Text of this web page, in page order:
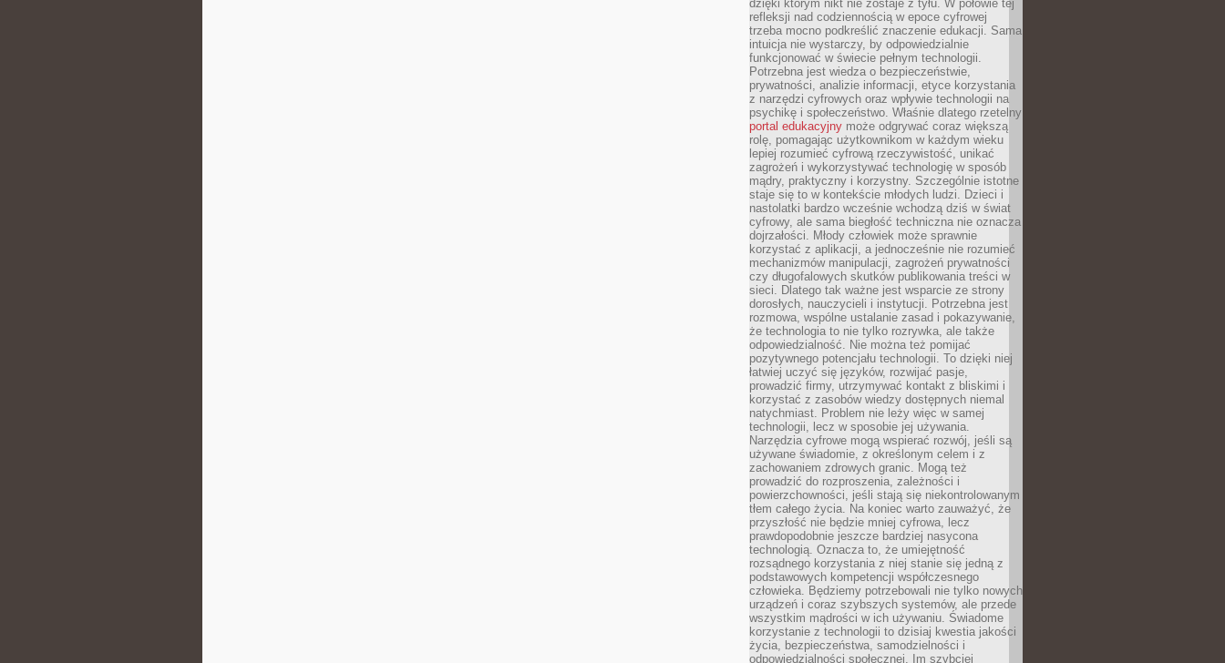
dzięki którym nikt nie zostaje z tyłu. W połowie tej
refleksji nad codziennością w epoce cyfrowej
trzeba mocno podkreślić znaczenie edukacji. Sama
intuicja nie wystarczy, by odpowiedzialnie
funkcjonować w świecie pełnym technologii.
Potrzebna jest wiedza o bezpieczeństwie,
prywatności, analizie informacji, etyce korzystania
z narzędzi cyfrowych oraz wpływie technologii na
psychikę i społeczeństwo. Właśnie dlatego rzetelny
portal edukacyjny może odgrywać coraz większą
rolę, pomagając użytkownikom w każdym wieku
lepiej rozumieć cyfrową rzeczywistość, unikać
zagrożeń i wykorzystywać technologię w sposób
mądry, praktyczny i korzystny. Szczególnie istotne
staje się to w kontekście młodych ludzi. Dzieci i
nastolatki bardzo wcześnie wchodzą dziś w świat
cyfrowy, ale sama biegłość techniczna nie oznacza
dojrzałości. Młody człowiek może sprawnie
korzystać z aplikacji, a jednocześnie nie rozumieć
mechanizmów manipulacji, zagrożeń prywatności
czy długofalowych skutków publikowania treści w
sieci. Dlatego tak ważne jest wsparcie ze strony
dorosłych, nauczycieli i instytucji. Potrzebna jest
rozmowa, wspólne ustalanie zasad i pokazywanie,
że technologia to nie tylko rozrywka, ale także
odpowiedzialność. Nie można też pomijać
pozytywnego potencjału technologii. To dzięki niej
łatwiej uczyć się języków, rozwijać pasje,
prowadzić firmy, utrzymywać kontakt z bliskimi i
korzystać z zasobów wiedzy dostępnych niemal
natychmiast. Problem nie leży więc w samej
technologii, lecz w sposobie jej używania.
Narzędzia cyfrowe mogą wspierać rozwój, jeśli są
używane świadomie, z określonym celem i z
zachowaniem zdrowych granic. Mogą też
prowadzić do rozproszenia, zależności i
powierzchowności, jeśli stają się niekontrolowanym
tłem całego życia. Na koniec warto zauważyć, że
przyszłość nie będzie mniej cyfrowa, lecz
prawdopodobnie jeszcze bardziej nasycona
technologią. Oznacza to, że umiejętność
rozsądnego korzystania z niej stanie się jedną z
podstawowych kompetencji współczesnego
człowieka. Będziemy potrzebowali nie tylko nowych
urządzeń i coraz szybszych systemów, ale przede
wszystkim mądrości w ich używaniu. Świadome
korzystanie z technologii to dzisiaj kwestia jakości
życia, bezpieczeństwa, samodzielności i
odpowiedzialności społecznej. Im szybciej